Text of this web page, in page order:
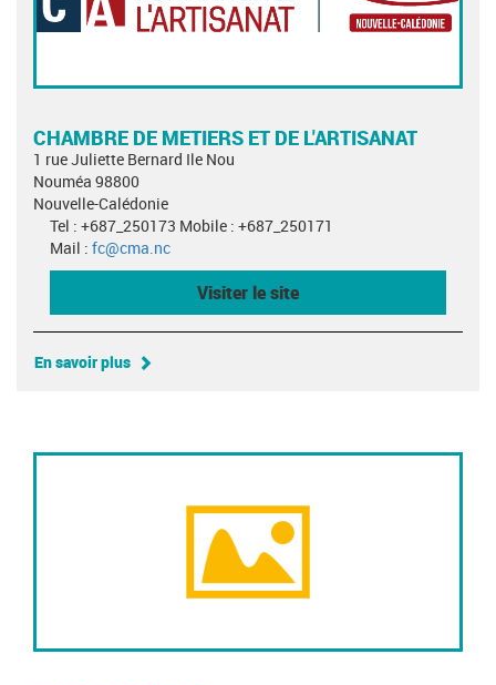
CHAMBRE DE METIERS ET DE L'ARTISANAT
1 rue Juliette Bernard Ile Nou
Nouméa 98800
Nouvelle-Calédonie
Tel : +687_250173 Mobile : +687_250171
Mail : fc@cma.nc
Visiter le site
En savoir plus